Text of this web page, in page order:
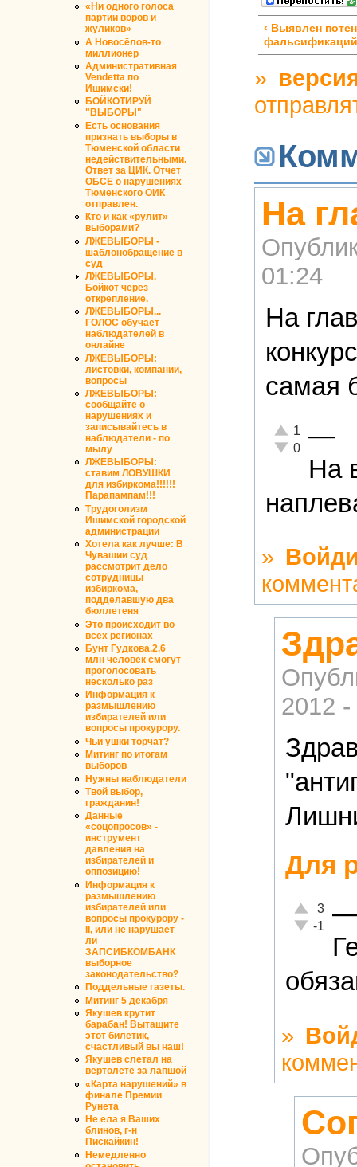
«Ни одного голоса
партии воров и
жуликов»
А Новосёлов-то
миллионер
Административная
Vendetta по
Ишимски!
БОЙКОТИРУЙ
"ВЫБОРЫ"
Есть основания
признать выборы в
Тюменской области
недействительными.
Ответ за ЦИК. Отчет
ОБСЕ о нарушениях
Тюменского ОИК
отправлен.
Кто и как «рулит»
выборами?
ЛЖЕВЫБОРЫ -
шаблонобращение в
суд
ЛЖЕВЫБОРЫ.
Бойкот через
открепление.
ЛЖЕВЫБОРЫ...
ГОЛОС обучает
наблюдателей в
онлайне
ЛЖЕВЫБОРЫ:
листовки, компании,
вопросы
ЛЖЕВЫБОРЫ:
сообщайте о
нарушениях и
записывайтесь в
наблюдатели - по
мылу
ЛЖЕВЫБОРЫ:
ставим ЛОВУШКИ
для избиркома!!!!!!
Парапампам!!!
Трудоголизм
Ишимской городской
администрации
Хотела как лучше: В
Чувашии суд
рассмотрит дело
сотрудницы
избиркома,
подделавшую два
бюллетеня
Это происходит во
всех регионах
Бунт Гудкова.2,6
млн человек смогут
проголосовать
несколько раз
Информация к
размышлению
избирателей или
вопросы прокурору.
Чьи ушки торчат?
Митинг по итогам
выборов
Нужны наблюдатели
Твой выбор,
гражданин!
Данные
«соцопросов» -
инструмент
давления на
избирателей и
оппозицию!
Информация к
размышлению
избирателей или
вопросы прокурору -
II, или не нарушает
ли
ЗАПСИБКОМБАНК
выборное
законодательство?
Поддельные газеты.
Митинг 5 декабря
Якушев крутит
барабан! Вытащите
этот билетик,
счастливый вы наш!
Якушев слетал на
вертолете за лапшой
«Карта нарушений» в
финале Премии
Рунета
Не ела я Ваших
блинов, г-н
Пискайкин!
Немедленно
‹ Выявлен
фальсификаций
»
На
01:24
На
самая
Отлично!
1
Неадекватно!
0 —
На
»
2012
Для
Отлично!
3
-1
»